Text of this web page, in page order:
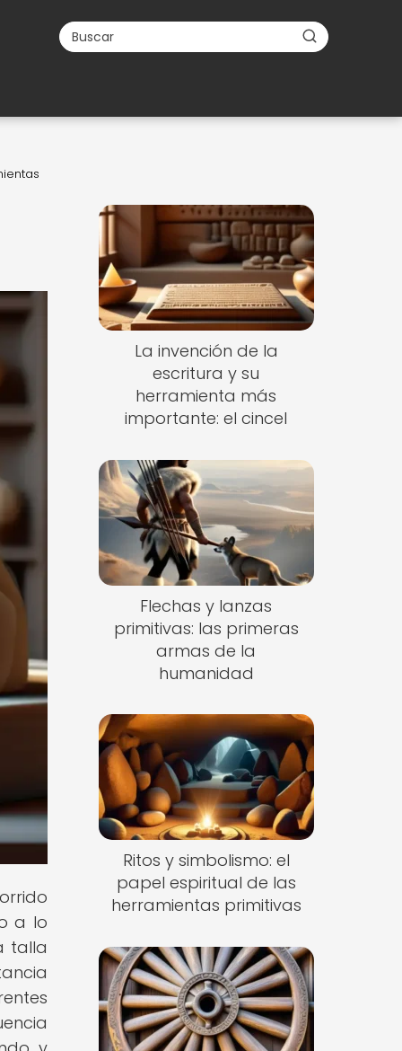
a lo
talla
La invención de la
escritura y su
herramienta más
importante: el cincel
Flechas y lanzas
primitivas: las primeras
armas de la
humanidad
Ritos y simbolismo: el
papel espiritual de las
herramientas primitivas